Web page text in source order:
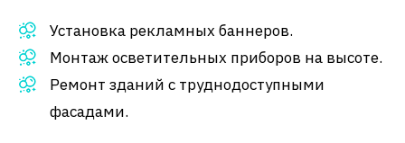
Установка рекламных баннеров.
Монтаж осветительных приборов на высоте.
Ремонт зданий с труднодоступными
фасадами.